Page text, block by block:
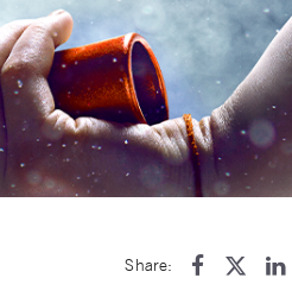
Share: